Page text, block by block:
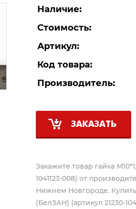
Наличие:
Стоимость:
Артикул:
Код товара:
Производитель:
ЗАКАЗАТЬ
Закажите товар гайка
1041123-008) от
Нижнем Новгороде. Купить
(БелЗАН) (артикул 21230-